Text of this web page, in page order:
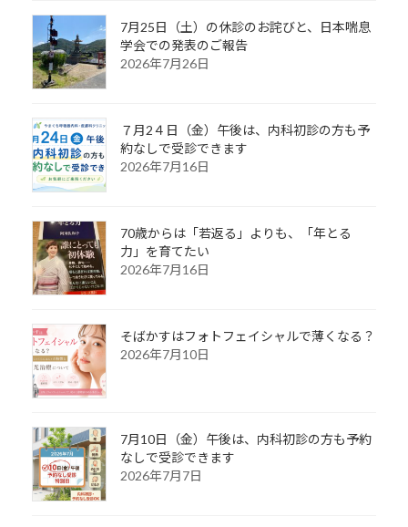
7月25日（土）の休診のお詫びと、日本喘息
学会での発表のご報告
2026年7月26日
７月2４日（金）午後は、内科初診の方も予
約なしで受診できます
2026年7月16日
70歳からは「若返る」よりも、「年とる
力」を育てたい
2026年7月16日
そばかすはフォトフェイシャルで薄くなる？
2026年7月10日
7月10日（金）午後は、内科初診の方も予約
なしで受診できます
2026年7月7日